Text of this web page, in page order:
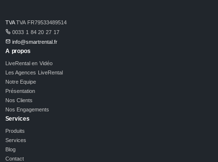
TVATVA FR79533489514
0033 1 84 20 27 17
info@smartrental.fr
A propos
LiveRental en Vidéo
Les Agences LiveRental
Notre Equipe
Présentation
Nos Clients
Nos Engagements
Services
Produits
Services
Blog
Contact